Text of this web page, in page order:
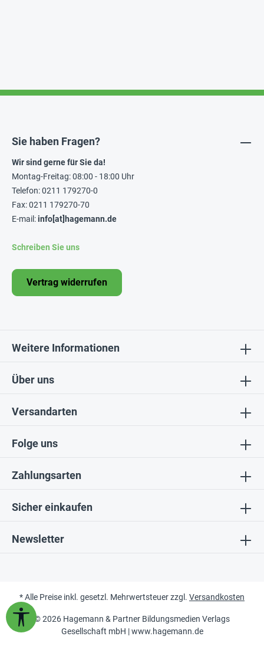
Folge uns
Sicher einkaufen
Über uns
Newsletter
Sie haben Fragen?
Wir sind gerne für Sie da!
Montag-Freitag: 08:00 - 18:00 Uhr
Telefon: 0211 179270-0
Fax: 0211 179270-70
E-mail:info[at]hagemann.de
Schreiben Sie uns
Vertrag widerrufen
Weitere Informationen
Zahlungsarten
Versandarten
© 2026 Hagemann & Partner Bildungsmedien Verlags
Gesellschaft mbH |www.hagemann.de
* Alle Preise inkl. gesetzl. Mehrwertsteuer zzgl. Versandkosten
Werkzeugleiste anzeigen